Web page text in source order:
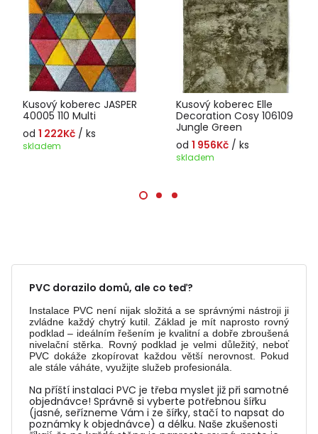
Kusový koberec JASPER
40005 110 Multi
od 1 222Kč / ks
skladem
Kusový koberec Elle
Decoration Cosy 106109
Jungle Green
od 1 956Kč / ks
skladem
PVC dorazilo domů, ale co teď?
Instalace PVC není nijak složitá a se správnými nástroji ji
zvládne každý chytrý kutil. Základ je mít naprosto rovný
podklad – ideálním řešením je kvalitní a dobře zbroušená
nivelační stěrka. Rovný podklad je velmi důležitý, neboť
PVC dokáže zkopírovat každou větší nerovnost. Pokud
ale stále váháte, využijte služeb profesionála.
Na příští instalaci PVC je třeba myslet již při samotné
objednávce! Správně si vyberte potřebnou šířku
(jasné, seřízneme Vám i ze šířky, stačí to napsat do
poznámky k objednávce) a délku. Naše zkušenosti